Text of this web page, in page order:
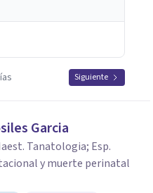
Siguiente
Garcia
Tanatologia; Esp.
y muerte perinatal